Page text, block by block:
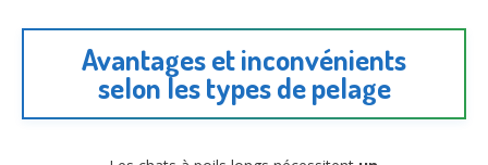
Avantages et inconvénients
selon les types de pelage